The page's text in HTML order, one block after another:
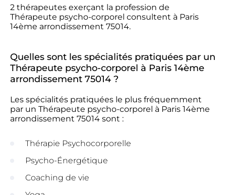
2 thérapeutes exerçant la profession de
Thérapeute psycho-corporel consultent à Paris
14ème arrondissement 75014.
Quelles sont les spécialités pratiquées par un
Thérapeute psycho-corporel à Paris 14ème
arrondissement 75014 ?
Les spécialités pratiquées le plus fréquemment
par un Thérapeute psycho-corporel à Paris 14ème
arrondissement 75014 sont :
Thérapie Psychocorporelle
Psycho-Énergétique
Coaching de vie